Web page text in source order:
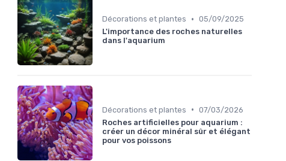
Décorations et plantes • 05/09/2025
L'importance des roches naturelles
dans l'aquarium
Décorations et plantes • 07/03/2026
Roches artificielles pour aquarium :
créer un décor minéral sûr et élégant
pour vos poissons